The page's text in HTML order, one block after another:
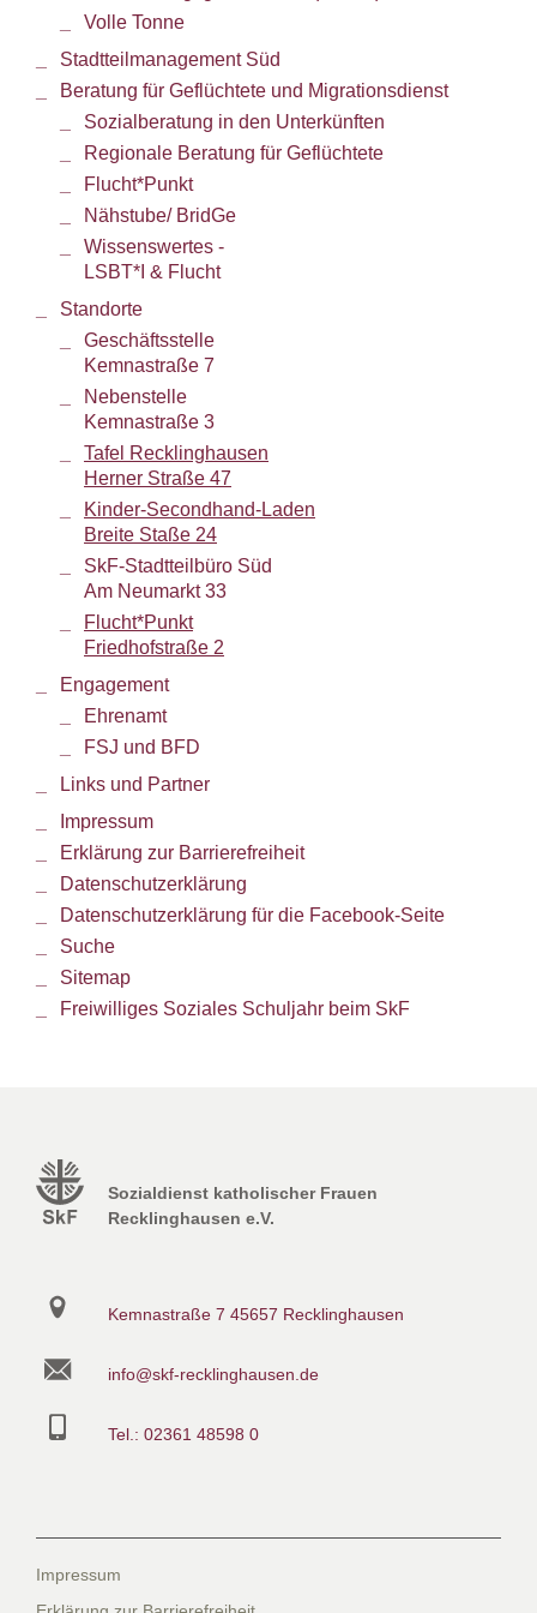
Volle Tonne
Stadtteilmanagement Süd
Beratung für Geflüchtete und Migrationsdienst
Sozialberatung in den Unterkünften
Regionale Beratung für Geflüchtete
Flucht*Punkt
Nähstube/ BridGe
Wissenswertes -
LSBT*I & Flucht
Standorte
Geschäftsstelle
Kemnastraße 7
Nebenstelle
Kemnastraße 3
Tafel Recklinghausen
Herner Straße 47
Kinder-Secondhand-Laden
Breite Staße 24
SkF-Stadtteilbüro Süd
Am Neumarkt 33
Flucht*Punkt
Friedhofstraße 2
Engagement
Ehrenamt
FSJ und BFD
Links und Partner
Impressum
Erklärung zur Barrierefreiheit
Datenschutzerklärung
Datenschutzerklärung für die Facebook-Seite
Suche
Sitemap
Freiwilliges Soziales Schuljahr beim SkF
Sozialdienst katholischer Frauen
Recklinghausen e.V.
Kemnastraße 7 45657 Recklinghausen
info@skf-recklinghausen.de
Tel.: 02361 48598 0
Impressum